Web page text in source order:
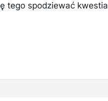
tego spodziewać